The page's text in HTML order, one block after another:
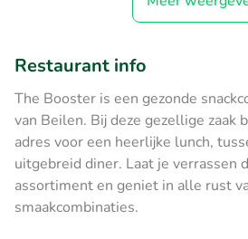
Restaurant info
The Booster is een gezonde
van Beilen. Bij deze gezellige zaak
adres voor een heerlijke lunch,
uitgebreid diner. Laat je verrassen
assortiment en geniet in alle rust
smaakcombinaties.